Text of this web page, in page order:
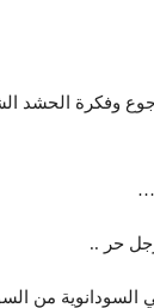
وفكرة الحشد
…
حر ..
من